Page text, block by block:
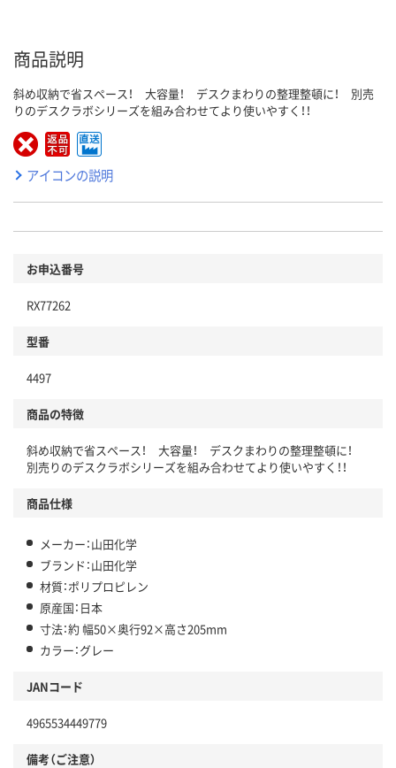
商品説明
斜め収納で省スペース！ 大容量！ デスクまわりの整理整頓に！ 別売
りのデスクラボシリーズを組み合わせてより使いやすく！！
アイコンの説明
お申込番号
RX77262
型番
4497
商品の特徴
斜め収納で省スペース！ 大容量！ デスクまわりの整理整頓に！
別売りのデスクラボシリーズを組み合わせてより使いやすく！！
商品仕様
メーカー：山田化学
ブランド：山田化学
材質：ポリプロピレン
原産国：日本
寸法：約 幅50×奥行92×高さ205mm
カラー：グレー
JANコード
4965534449779
備考（ご注意）